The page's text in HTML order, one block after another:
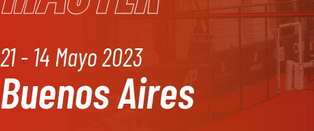
21 - 14 Mayo 2023
Buenos Aires